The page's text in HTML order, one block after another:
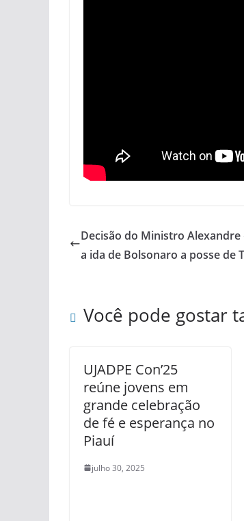
Decisão do Ministro
a ida de Bolsonaro a posse de
Você pode gostar
UJADPE Con’25
reúne jovens em
grande celebração
de fé e esperança no
Piauí
julho 30, 2025